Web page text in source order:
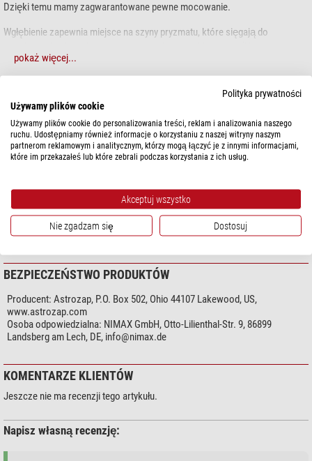
Dzięki temu mamy zagwarantowane pewne mocowanie.
Wgłębienie zapewnia miejsce na szyny pryzmatu, które sięgają do
RASA).
pokaż więcej...
DANE TECHNICZNE
Wydajność
Stosowny do układu optycznego
9,25
Flexible Dew Shields
Typ
Odraszacze & Wentylacja
Rodzaj konstrukcji
BEZPIECZEŃSTWO PRODUKTÓW
Producent: Astrozap, P.O. Box 502, Ohio 44107 Lakewood, US,
www.astrozap.com
Osoba odpowiedzialna: NIMAX GmbH, Otto-Lilienthal-Str. 9, 86899
Landsberg am Lech, DE, info@nimax.de
KOMENTARZE KLIENTÓW
Jeszcze nie ma recenzji tego artykułu.
Napisz własną recenzję:
Polityka prywatności
Używamy plików cookie
Używamy plików cookie do personalizowania treści, reklam i analizowania naszego
ruchu. Udostępniamy również informacje o korzystaniu z naszej witryny naszym
partnerom reklamowym i analitycznym, którzy mogą łączyć je z innymi informacjami,
które im przekazałeś lub które zebrali podczas korzystania z ich usług.
Akceptuj wszystko
Nie zgadzam się Dostosuj